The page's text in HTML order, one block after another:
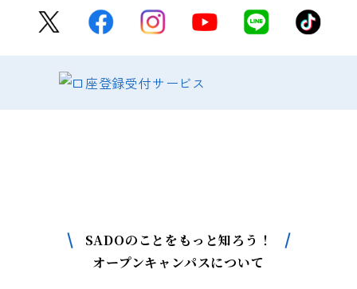
SADOのことをもっと知ろう！
オープンキャンパスについて